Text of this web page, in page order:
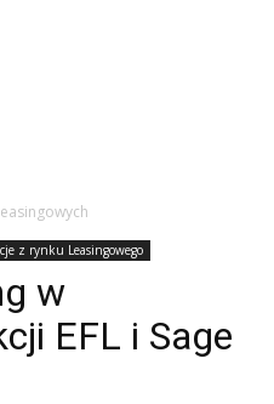
z rynku Leasingowego
w
EFL i Sage